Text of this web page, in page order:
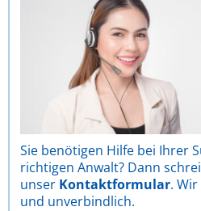
Sie benötigen Hilfe bei Ihrer
richtigen Anwalt? Dann
unser Kontaktformular.
und unverbindlich.